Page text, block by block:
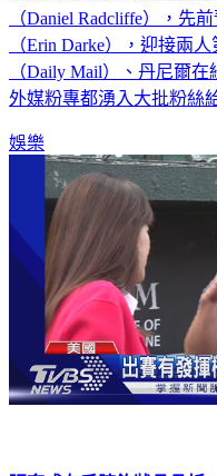
（Daniel Radcliffe），先
（Erin Darke），迎接兩
（Daily Mail）、丹尼爾
外媒粉專都湧入大批粉絲
娛樂